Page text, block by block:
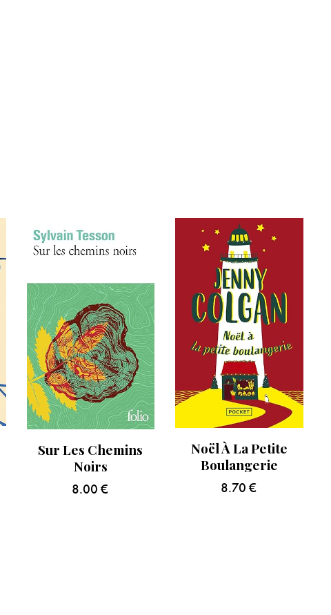
Sur Les Chemins
Noirs
8.00 €
Noël À La Petite
Boulangerie
8.70€